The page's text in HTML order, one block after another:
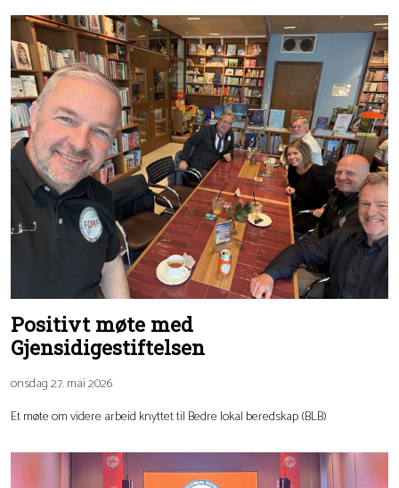
Positivt møte med
Gjensidigestiftelsen
onsdag 27. mai 2026
Et møte om videre arbeid knyttet til Bedre lokal beredskap (BLB)